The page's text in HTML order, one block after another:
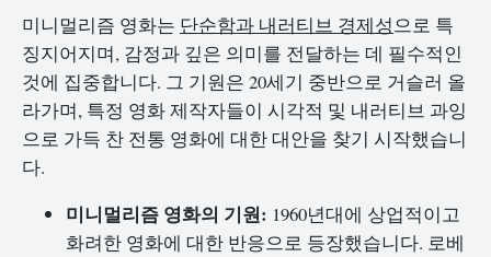
미니멀리즘 영화는 단순함과 내러티브 경제성으로 특
징지어지며, 감정과 깊은 의미를 전달하는 데 필수적인
것에 집중합니다. 그 기원은 20세기 중반으로 거슬러 올
라가며, 특정 영화 제작자들이 시각적 및 내러티브 과잉
으로 가득 찬 전통 영화에 대한 대안을 찾기 시작했습니
다.
미니멀리즘 영화의 기원: 1960년대에 상업적이고
화려한 영화에 대한 반응으로 등장했습니다. 로베